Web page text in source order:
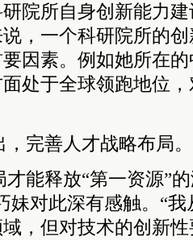
院所自身创新能力
，一个科研院所的
因素。例如她所在的
处于全球领跑地位
完善人才战略布局。
能释放“第一资源”
妹对此深有感触。“
，但对技术的创新